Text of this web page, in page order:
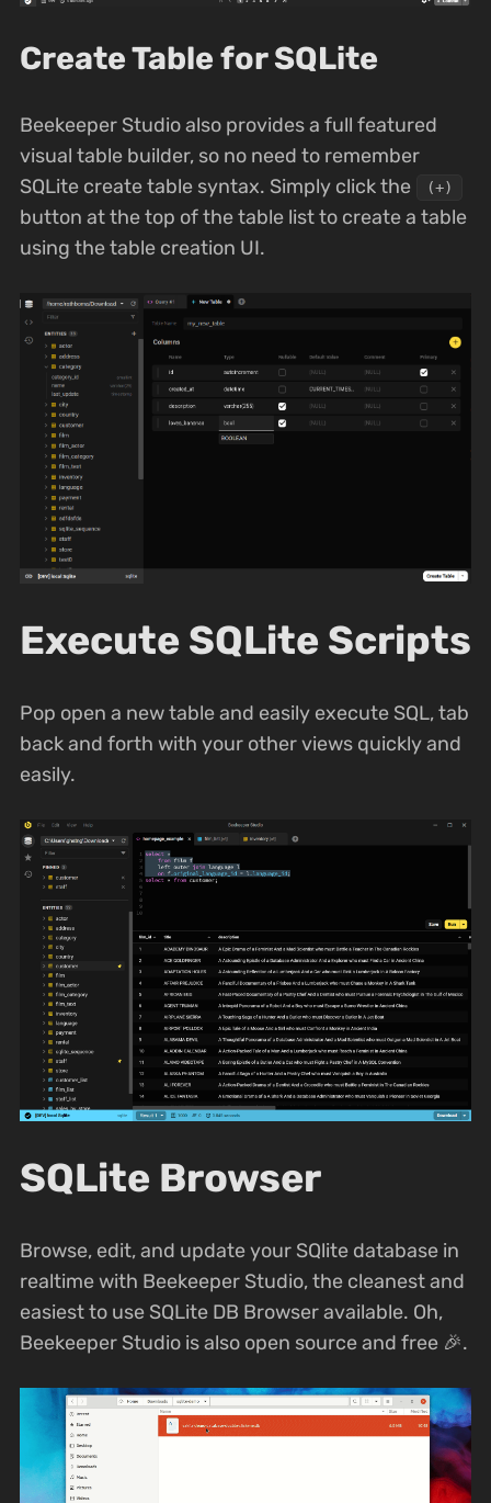
Create Table for SQLite
Beekeeper Studio also provides a full featured
visual table builder, so no need to remember
SQLite create table syntax. Simply click the
(+)
button at the top of the table list to create a table
using the table creation UI.
Execute SQLite Scripts
Pop open a new table and easily execute SQL, tab
back and forth with your other views quickly and
easily.
SQLite Browser
Browse, edit, and update your SQlite database in
realtime with Beekeeper Studio, the cleanest and
easiest to use SQLite DB Browser available. Oh,
Beekeeper Studio is also open source and free 🎉.